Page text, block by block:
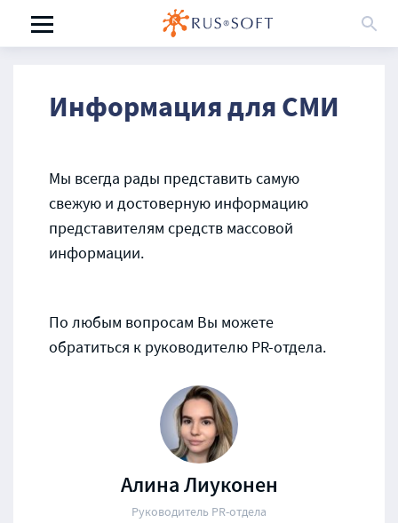
Информация для СМИ
Мы всегда рады представить самую
свежую и достоверную информацию
представителям средств массовой
информации.
По любым вопросам Вы можете
обратиться к руководителю PR-отдела.
Алина Лиуконен
Руководитель PR-отдела